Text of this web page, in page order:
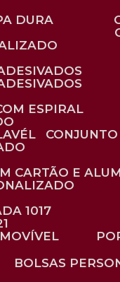
DURA
ESPIRAL
CARTÃO E
1017
BOLSAS